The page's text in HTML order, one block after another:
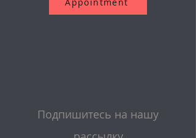
Подпишитесь на нашу